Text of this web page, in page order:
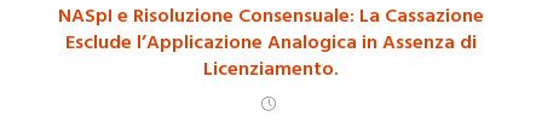
NASpI e Risoluzione Consensuale: La Cassazione
Esclude l’Applicazione Analogica in Assenza di
Licenziamento.